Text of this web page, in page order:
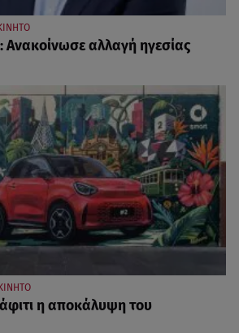
αλλαγή ηγεσίας
η αποκάλυψη του